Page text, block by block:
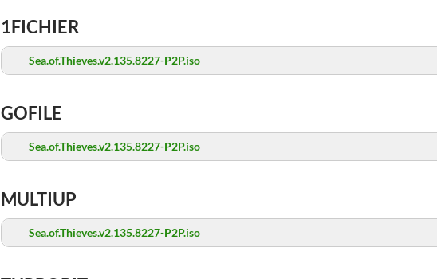
1FICHIER
Sea.of.Thieves.v2.135.8227-P2P.iso
GOFILE
Sea.of.Thieves.v2.135.8227-P2P.iso
MULTIUP
Sea.of.Thieves.v2.135.8227-P2P.iso